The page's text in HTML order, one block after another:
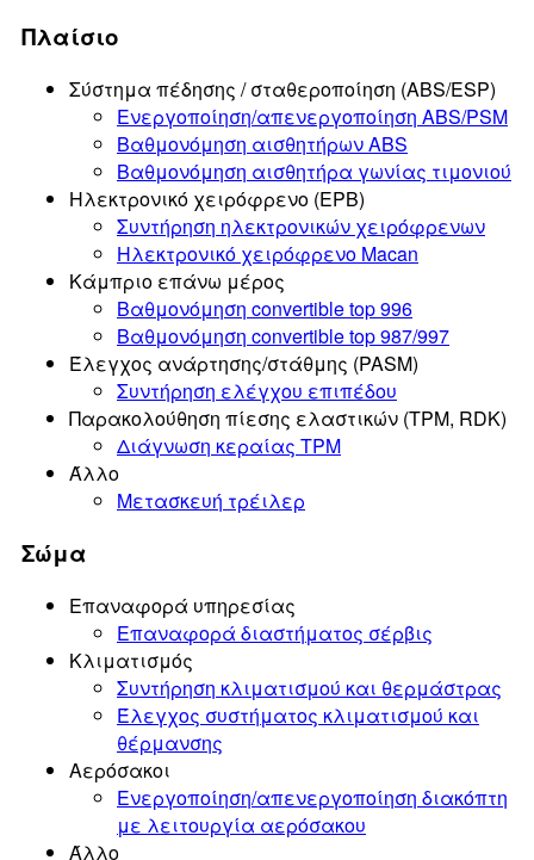
Πλαίσιο
Σύστημα πέδησης / σταθεροποίηση (ABS/ESP)
Ενεργοποίηση/απενεργοποίηση ABS/PSM
Βαθμονόμηση αισθητήρων ABS
Βαθμονόμηση αισθητήρα γωνίας τιμονιού
Ηλεκτρονικό χειρόφρενο (EPB)
Συντήρηση ηλεκτρονικών χειρόφρενων
Ηλεκτρονικό χειρόφρενο Macan
Κάμπριο επάνω μέρος
Βαθμονόμηση convertible top 996
Βαθμονόμηση convertible top 987/997
Έλεγχος ανάρτησης/στάθμης (PASM)
Συντήρηση ελέγχου επιπέδου
Παρακολούθηση πίεσης ελαστικών (TPM, RDK)
Διάγνωση κεραίας TPM
Άλλο
Μετασκευή τρέιλερ
Σώμα
Επαναφορά υπηρεσίας
Επαναφορά διαστήματος σέρβις
Κλιματισμός
Συντήρηση κλιματισμού και θερμάστρας
Έλεγχος συστήματος κλιματισμού και
θέρμανσης
Αερόσακοι
Ενεργοποίηση/απενεργοποίηση διακόπτη
με λειτουργία αερόσακου
Άλλο